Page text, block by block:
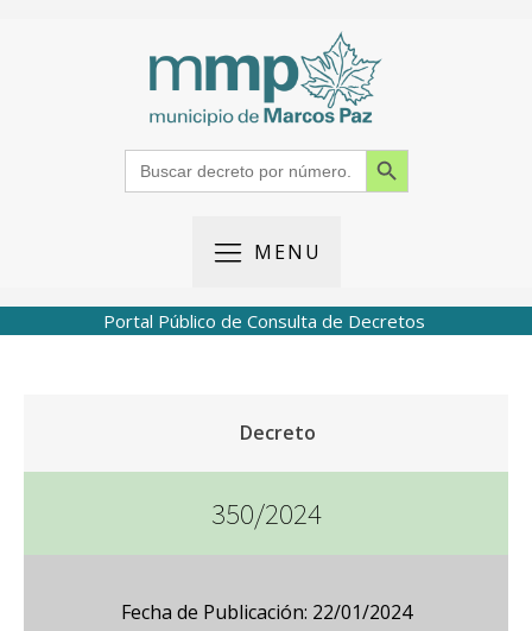
Search
for:
Search Button
MENU
Portal Público de Consulta de Decretos
Decreto
350/2024
Fecha de Publicación: 22/01/2024